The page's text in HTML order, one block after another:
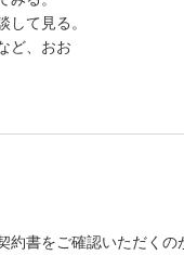
て見る。
ど、おお
書をご確認いただくの